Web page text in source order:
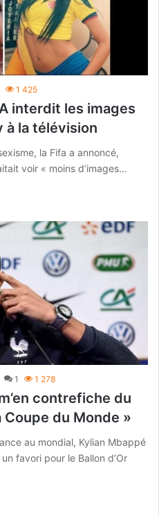
1 425
interdit les images
la télévision
la Fifa a annoncé,
voir « moins d’images…
1 1 278
contrefiche du
Coupe du Monde »
au mondial, Kylian Mbappé
favori pour le Ballon d’Or